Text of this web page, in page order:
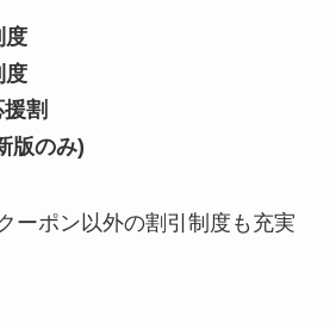
度
度
割
版のみ)
ーポン以外の割引制度も充実